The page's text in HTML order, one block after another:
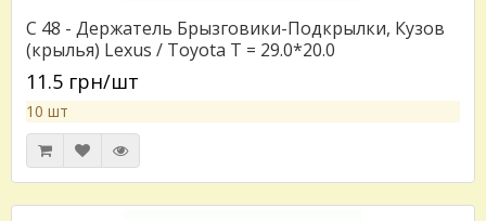
C 48 - Держатель Брызговики-Подкрылки, Кузов
(крылья) Lexus / Toyota T = 29.0*20.0
11.5 грн/шт
10 шт